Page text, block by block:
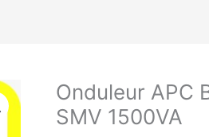
Onduleur APC
SMV 1500VA
quantité
de
Onduleur